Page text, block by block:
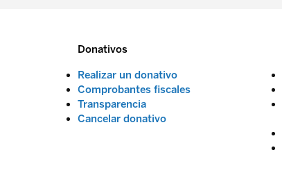
Donativos
Realizar un donativo
Comprobantes fiscales
Transparencia
Cancelar donativo